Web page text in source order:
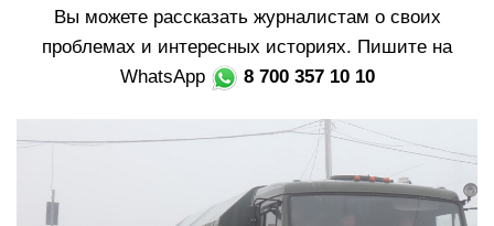
и
а
Вы можете рассказать журналистам о своих
проблемах и интересных историях. Пишите на
WhatsApp
8 700 357 10 10